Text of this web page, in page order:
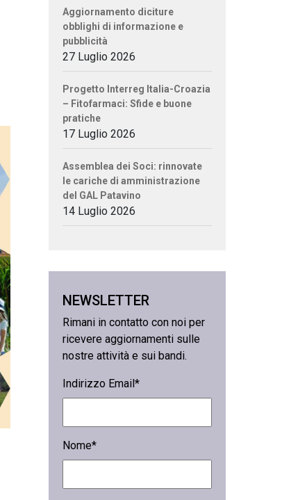
Aggiornamento diciture
obblighi di informazione e
pubblicità
27 Luglio 2026
Progetto Interreg Italia-Croazia
– Fitofarmaci: Sfide e buone
pratiche
17 Luglio 2026
Assemblea dei Soci: rinnovate
le cariche di amministrazione
del GAL Patavino
14 Luglio 2026
NEWSLETTER
Rimani in contatto con noi per
ricevere aggiornamenti sulle
nostre attività e sui bandi.
Indirizzo Email*
Nome*